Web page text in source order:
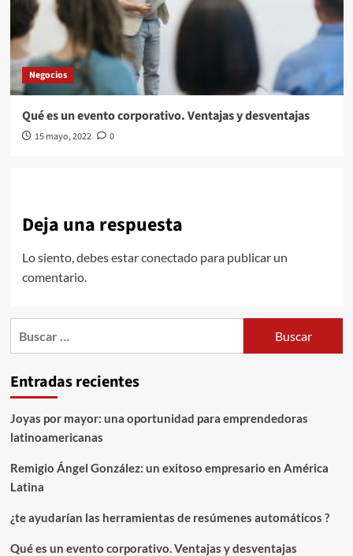
Negocios
Qué es un evento corporativo. Ventajas y desventajas
15 mayo, 2022 0
Deja una respuesta
Lo siento, debes estarconectadopara publicar un
comentario.
Entradas recientes
Joyas por mayor: una oportunidad para emprendedoras
latinoamericanas
Remigio Ángel González: un exitoso empresario en América
Latina
¿te ayudarían las herramientas de resúmenes automáticos ?
Qué es un evento corporativo. Ventajas y desventajas